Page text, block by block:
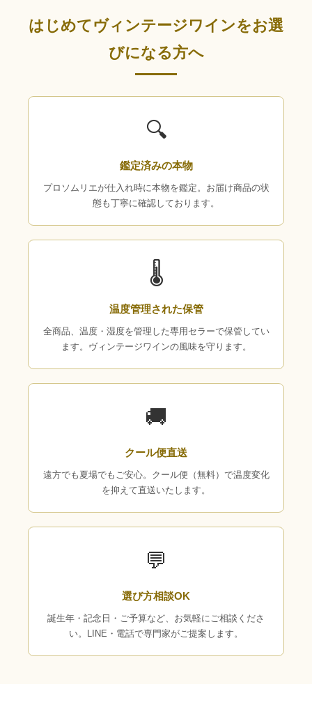
はじめてヴィンテージワインをお選
びになる方へ
🔍
鑑定済みの本物
プロソムリエが仕入れ時に本物を鑑定。お届け商品の状
態も丁寧に確認しております。
🌡
温度管理された保管
全商品、温度・湿度を管理した専用セラーで保管してい
ます。ヴィンテージワインの風味を守ります。
🚚
クール便直送
遠方でも夏場でもご安心。クール便（無料）で温度変化
を抑えて直送いたします。
💬
選び方相談OK
誕生年・記念日・ご予算など、お気軽にご相談くださ
い。LINE・電話で専門家がご提案します。